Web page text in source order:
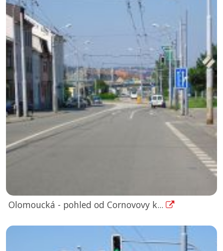
Olomoucká - pohled od Cornovovy k...